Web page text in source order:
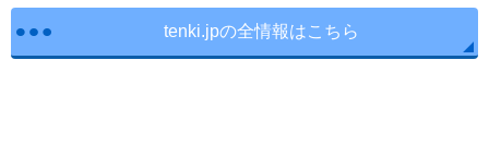
tenki.jpの全情報はこちら